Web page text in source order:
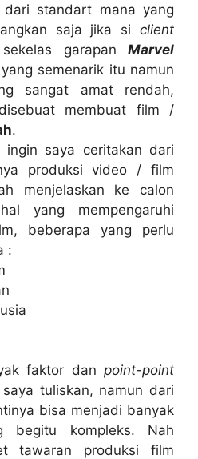
standart mana yang
saja jika si client
garapan Marvel
yang semenarik itu namun
sangat amat rendah,
membuat film /
.
ingin saya ceritakan dari
produksi video / film
menjelaskan ke calon
yang mempengaruhi
beberapa yang perlu
:
faktor dan point-point
tuliskan, namun dari
bisa menjadi banyak
begitu kompleks. Nah
tawaran produksi film